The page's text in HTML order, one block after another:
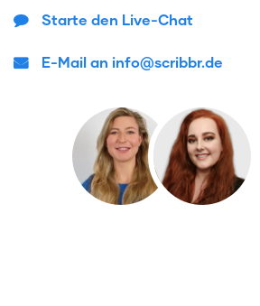
Starte den Live-Chat
E-Mail an info@scribbr.de